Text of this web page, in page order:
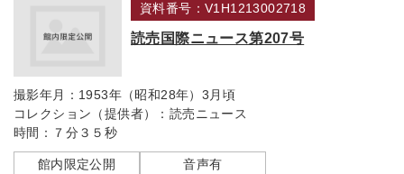
資料番号：V1H1213002718
読売国際ニュース第207号
撮影年月： 1953年（昭和28年）3月頃
コレクション（提供者）： 読売ニュース
時間：
７分３５秒
館内限定公開
音声有